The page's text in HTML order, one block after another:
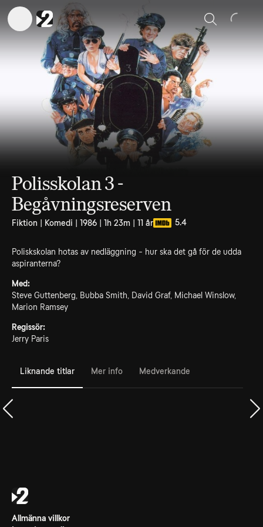
Sök
Polisskolan 3 -
Begåvningsreserven
Fiktion | Komedi | 1986 | 1h 23m | 11 år 5.4
Poliskskolan hotas av nedläggning - hur ska det gå för de udda
aspiranterna?
Med:
Steve Guttenberg, Bubba Smith, David Graf, Michael Winslow,
Marion Ramsey
Regissör:
Jerry Paris
Liknande titlar Mer info Medverkande
Allmänna villkor